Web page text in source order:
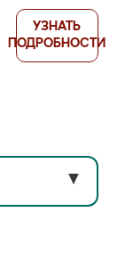
УЗНАТЬ
ПОДРОБНОСТИ
▼